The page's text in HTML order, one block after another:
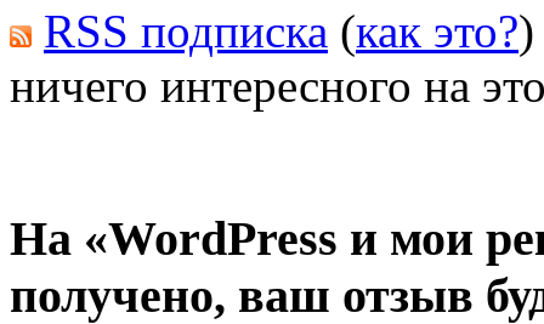
RSS подписка (как это?)
ничего интересного на
На «WordPress и мои
получено, ваш отзыв